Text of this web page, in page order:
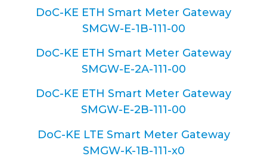
DoC-KE ETH Smart Meter Gateway
SMGW-E-1B-111-00
DoC-KE ETH Smart Meter Gateway
SMGW-E-2A-111-00
DoC-KE ETH Smart Meter Gateway
SMGW-E-2B-111-00
DoC-KE LTE Smart Meter Gateway
SMGW-K-1B-111-x0